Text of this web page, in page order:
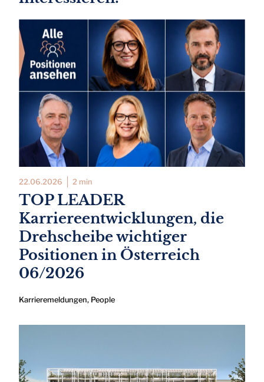
22.06.2026 2 min
TOP LEADER
Karriereentwicklungen, die
Drehscheibe wichtiger
Positionen in Österreich
06/2026
Karrieremeldungen, People